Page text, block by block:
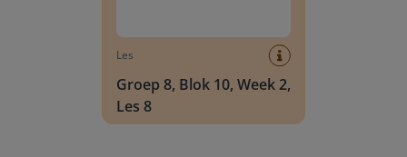
Les
Groep 8, Blok 10, Week 2,
Les 8